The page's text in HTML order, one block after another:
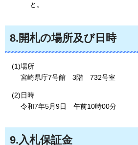
と。
8.開札の場所及び日時
(1)場所
宮崎県庁7号館
3階 732号室
(2)日時
令和7年5月9日
午前10時00分
9.入札保証金